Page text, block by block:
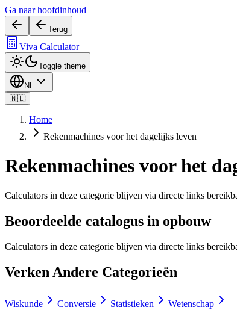
Ga naar hoofdinhoud
Terug
Viva Calculator
Toggle theme
NL
🇳🇱
Home
Rekenmachines voor het dagelijks leven
Rekenmachines voor het
Calculators in deze categorie blijven via directe links
Beoordeelde catalogus in opbouw
Calculators in deze categorie blijven via directe links
Verken Andere Categorieën
Wiskunde Conversie Statistieken
Wetenschap